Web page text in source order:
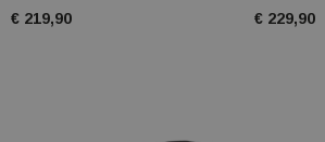
€ 219,90 € 229,90